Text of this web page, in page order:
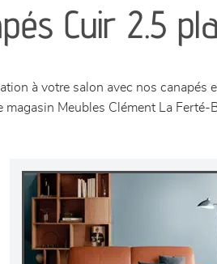
Cuir 2.5
à votre salon avec nos
Meubles Clément La Ferté-